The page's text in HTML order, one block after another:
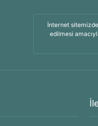
İnternet
edilmesi